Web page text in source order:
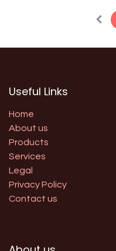
Useful Links
Home
About us
Products
Services
Legal
Privacy Policy
Contact us